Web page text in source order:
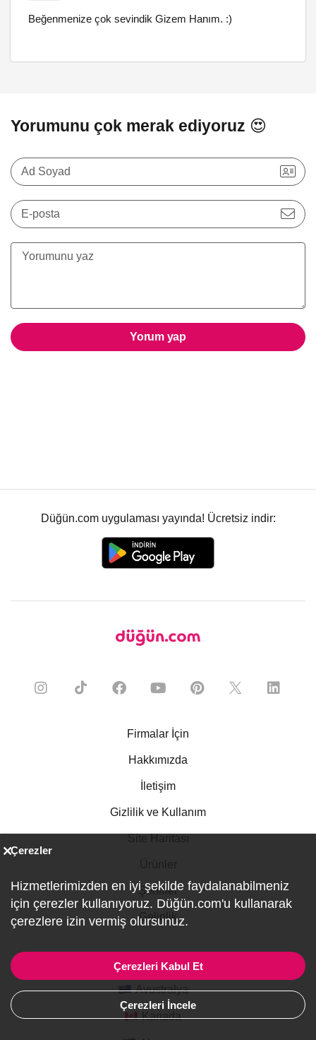
Beğenmenize çok sevindik Gizem Hanım. :)
Yorumunu çok merak ediyoruz 😍
Ad Soyad
E-posta
Yorum yap
Düğün.com uygulaması yayında! Ücretsiz indir:
Firmalar İçin
Hakkımızda
İletişim
Gizlilik ve Kullanım
Şehirler
Gelinlik
Avustralya
Kanada
Çerezler
Hizmetlerimizden en iyi şekilde faydalanabilmeniz
için çerezler kullanıyoruz. Düğün.com'u kullanarak
çerezlere izin vermiş olursunuz.
Çerezleri Kabul Et
Çerezleri İncele